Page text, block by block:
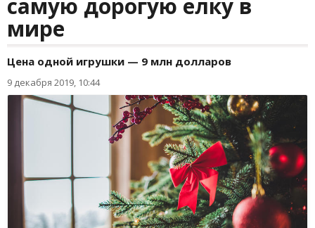
самую дорогую елку в
мире
Цена одной игрушки — 9 млн долларов
9 декабря 2019, 10:44